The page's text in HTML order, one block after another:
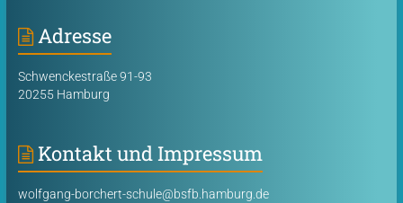
Adresse
Schwenckestraße 91-93
20255 Hamburg
Kontakt und Impressum
wolfgang-borchert-schule@bsfb.hamburg.de